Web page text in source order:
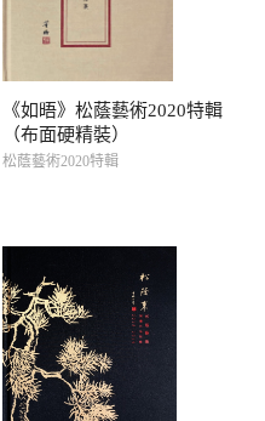
《如晤》松蔭藝術2020特輯
（布面硬精裝）
松蔭藝術2020特輯